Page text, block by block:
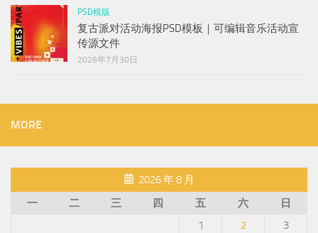
PSD模版
复古派对活动海报PSD模板｜可编辑音乐活动宣
传源文件
2026年7月30日
MORE
2026 年 8 月
一
二 三 四 五 六
日
1
2
3